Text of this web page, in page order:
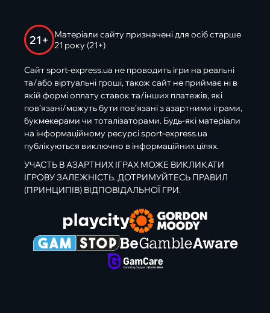
21+
Матеріали сайту призначені для осіб старше
21 року (21+)
Сайт sport-express.ua не проводить ігри на реальні
та/або віртуальні гроші, також сайт не приймає ні в
якій формі оплату ставок та/інших платежів, які
пов’язані/можуть бути пов’язані з азартними іграми,
букмекерами чи тоталізаторами. Будь-які матеріали
на інформаційному ресурсі sport-express.ua
публікуються виключно в інформаційних цілях.
УЧАСТЬ В АЗАРТНИХ ІГРАХ МОЖЕ ВИКЛИКАТИ
ІГРОВУ ЗАЛЕЖНІСТЬ. ДОТРИМУЙТЕСЬ ПРАВИЛ
(ПРИНЦИПІВ) ВІДПОВІДАЛЬНОЇ ГРИ.